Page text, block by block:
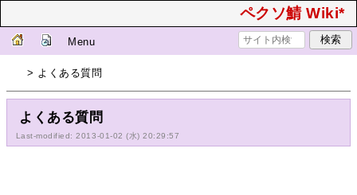
ペクソ鯖 Wiki*
Menu
> よくある質問
よくある質問
Last-modified: 2013-01-02 (水) 20:29:57